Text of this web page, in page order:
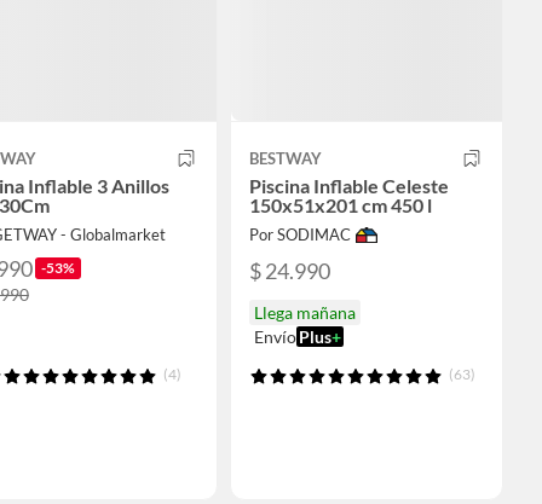
Inflable 3 Anillos
- Globalmarket
-53%
(4)
BESTWAY
Piscina Inflable Celeste
150x51x201 cm 450 l
Por SODIMAC
$ 24.990
Llega mañana
EnvíoPlus+
(63)